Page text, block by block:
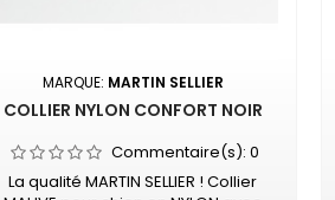
MARQUE: MARTIN SELLIER
COLLIER NYLON CONFORT NOIR
Commentaire(s):0
La qualité MARTIN SELLIER ! Collier